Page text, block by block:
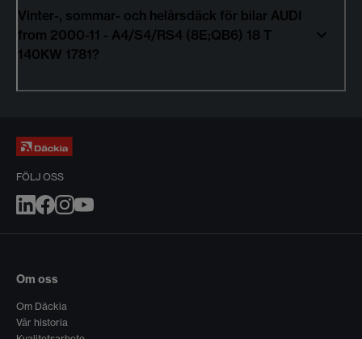
Vinter-, sommar- och helårsdäck för bilar AUDI
from 2000-11 - A4/S4/RS4 (8E;QB6) 18 T
140KW 1781?
FÖLJ OSS
Om oss
Om Däckia
Vår historia